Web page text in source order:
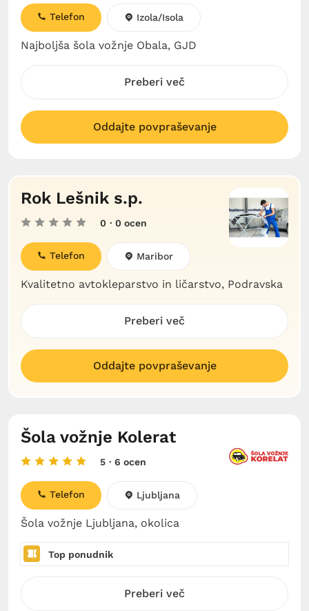
Najboljša šola vožnje Obala, GJD
Telefon Izola/Isola
Preberi več
Oddajte povpraševanje
Rok Lešnik s.p.
0 · 0 ocen
Kvalitetno avtokleparstvo in ličarstvo, Podravska
Telefon Maribor
Preberi več
Oddajte povpraševanje
Šola vožnje Kolerat
5 · 6 ocen
Šola vožnje Ljubljana, okolica
Telefon Ljubljana
Top ponudnik
Preberi več